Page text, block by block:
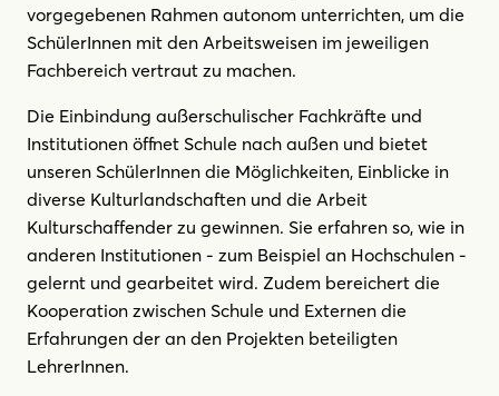
vorgegebenen Rahmen autonom unterrichten, um die
SchülerInnen mit den Arbeitsweisen im jeweiligen
Fachbereich vertraut zu machen.
Die Einbindung außerschulischer Fachkräfte und
Institutionen öffnet Schule nach außen und bietet
unseren SchülerInnen die Möglichkeiten, Einblicke in
diverse Kulturlandschaften und die Arbeit
Kulturschaffender zu gewinnen. Sie erfahren so, wie in
anderen Institutionen - zum Beispiel an Hochschulen -
gelernt und gearbeitet wird. Zudem bereichert die
Kooperation zwischen Schule und Externen die
Erfahrungen der an den Projekten beteiligten
LehrerInnen.